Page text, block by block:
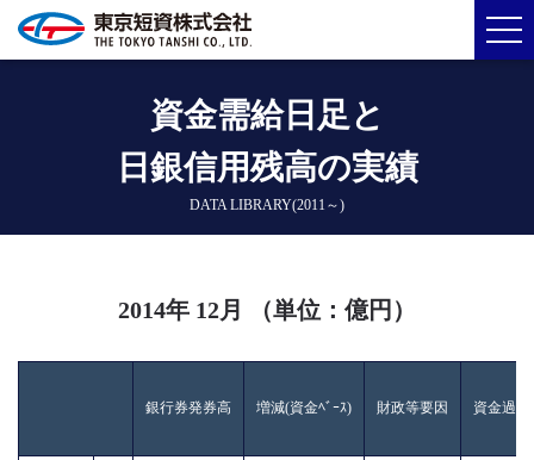
資金需給日足と
日銀信用残高の実績
DATA LIBRARY(2011～)
2014年 12月 （単位：億円）
銀行券発券高 増減(資金ﾍﾞｰｽ) 財政等要因 資金過不